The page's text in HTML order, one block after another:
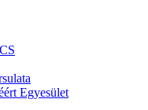
Egyesület